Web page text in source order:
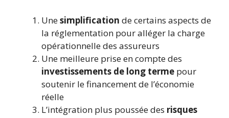
Unesimplification de certains aspects de
la réglementation pour alléger la charge
opérationnelle des assureurs
Une meilleure prise en compte des
investissements de long terme pour
soutenir le financement de l’économie
réelle
L’intégration plus poussée des risques